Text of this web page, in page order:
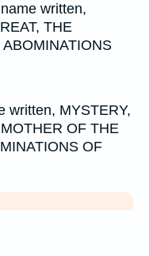
written,
THE
written, MYSTERY,
OF THE
OF